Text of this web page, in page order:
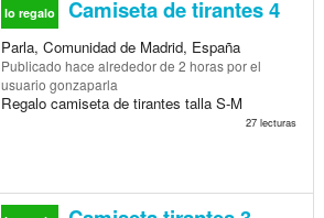
lo regalo Camiseta de tirantes 4
Parla, Comunidad de Madrid, España
Publicado hace alrededor de 2 horaspor el
usuario gonzaparla
Regalo camiseta de tirantes talla S-M
27 lecturas